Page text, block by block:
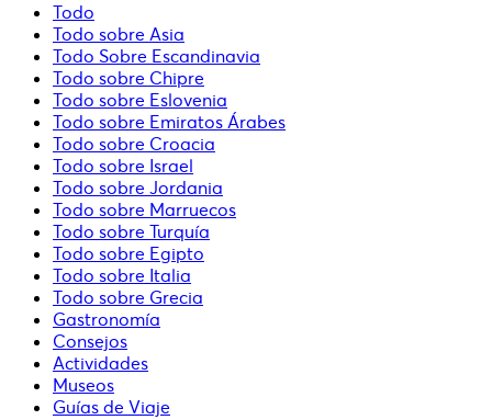
Todo
Todo sobre Asia
Todo Sobre Escandinavia
Todo sobre Chipre
Todo sobre Eslovenia
Todo sobre Emiratos Árabes
Todo sobre Croacia
Todo sobre Israel
Todo sobre Jordania
Todo sobre Marruecos
Todo sobre Turquía
Todo sobre Egipto
Todo sobre Italia
Todo sobre Grecia
Gastronomía
Consejos
Actividades
Museos
Guías de Viaje